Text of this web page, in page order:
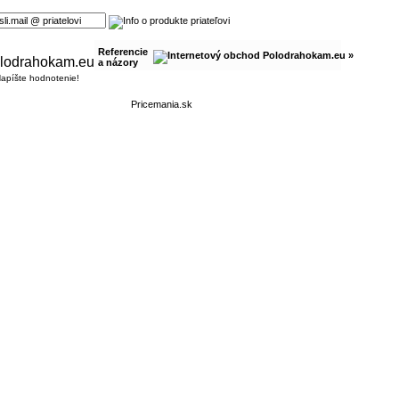
Referencie
a názory
hodnotenie!
Pricemania.sk